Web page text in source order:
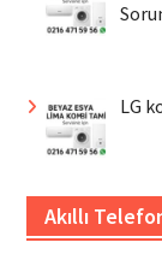
LG
Akıllı